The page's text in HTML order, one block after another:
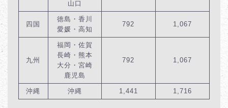
山口
四国
徳島・香川
愛媛・高知
792 1,067
九州
福岡・佐賀
長崎・熊本
大分・宮崎
鹿児島
792 1,067
沖縄 沖縄 1,441 1,716